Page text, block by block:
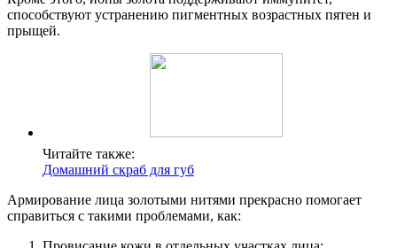
способствуют устранению пигментных возрастных пятен и
прыщей.
Читайте также:
Домашний скраб для губ
Армирование лица золотыми нитями прекрасно помогает
справиться с такими проблемами, как: